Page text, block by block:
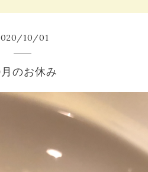
/10/01
のお休み